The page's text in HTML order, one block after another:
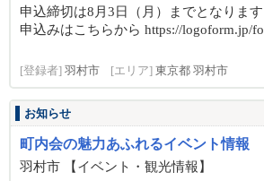
申込締切は8月3日（月）までとなります
申込みはこちらから https://logoform.jp/
[登録者] 羽村市 [エリア] 東京都 羽村市
お知らせ
町内会の魅力あふれるイベント情報
羽村市 【イベント・観光情報】